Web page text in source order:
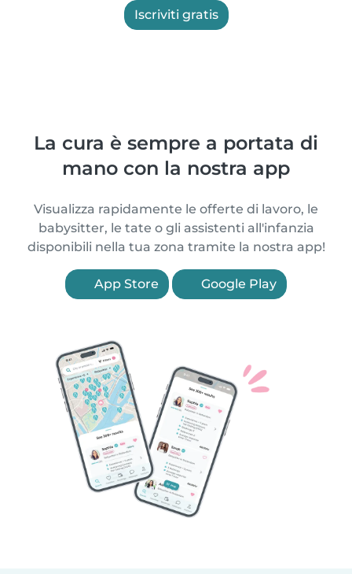
Iscriviti gratis
La cura è sempre a portata di
mano con la nostra app
Visualizza rapidamente le offerte di lavoro, le
babysitter, le tate o gli assistenti all'infanzia
disponibili nella tua zona tramite la nostra app!
App Store Google Play